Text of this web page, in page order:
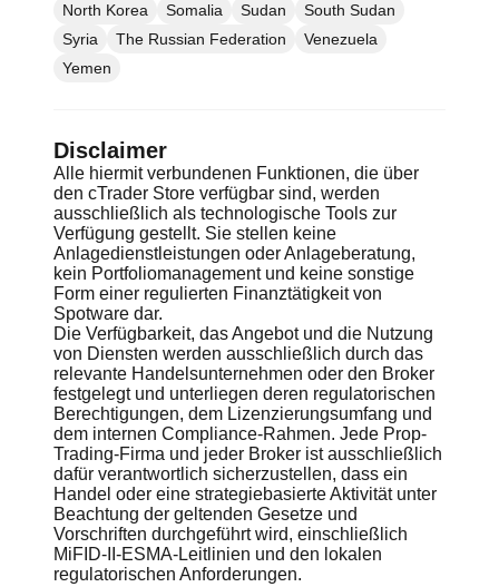
North Korea
Somalia Sudan
South Sudan
Syria
The Russian Federation
Venezuela
Yemen
Disclaimer
Alle hiermit verbundenen Funktionen, die über
den cTrader Store verfügbar sind, werden
ausschließlich als technologische Tools zur
Verfügung gestellt. Sie stellen keine
Anlagedienstleistungen oder Anlageberatung,
kein Portfoliomanagement und keine sonstige
Form einer regulierten Finanztätigkeit von
Spotware dar.
Die Verfügbarkeit, das Angebot und die Nutzung
von Diensten werden ausschließlich durch das
relevante Handelsunternehmen oder den Broker
festgelegt und unterliegen deren regulatorischen
Berechtigungen, dem Lizenzierungsumfang und
dem internen Compliance-Rahmen. Jede Prop-
Trading-Firma und jeder Broker ist ausschließlich
dafür verantwortlich sicherzustellen, dass ein
Handel oder eine strategiebasierte Aktivität unter
Beachtung der geltenden Gesetze und
Vorschriften durchgeführt wird, einschließlich
MiFID-II-ESMA-Leitlinien und den lokalen
regulatorischen Anforderungen.